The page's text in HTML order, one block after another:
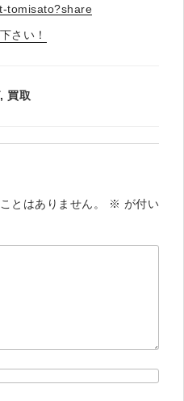
tomisato?share
さい！
, 買取
とはありません。
※ が付い